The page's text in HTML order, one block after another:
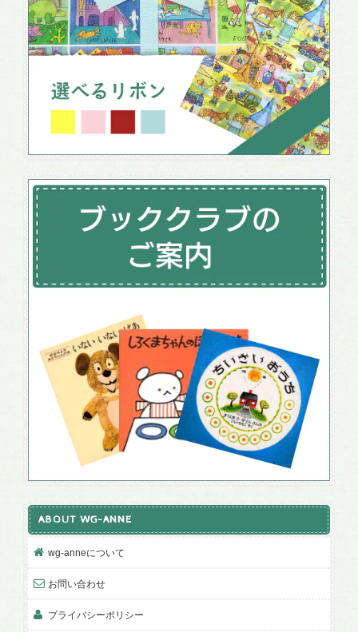
ABOUT WG-ANNE
wg-anneについて
お問い合わせ
プライバシーポリシー